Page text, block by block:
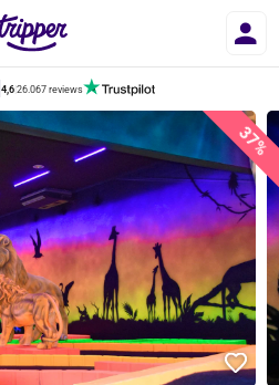
4,6|26.067 reviews
37%